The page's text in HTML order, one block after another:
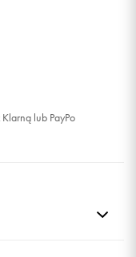
lub PayPo